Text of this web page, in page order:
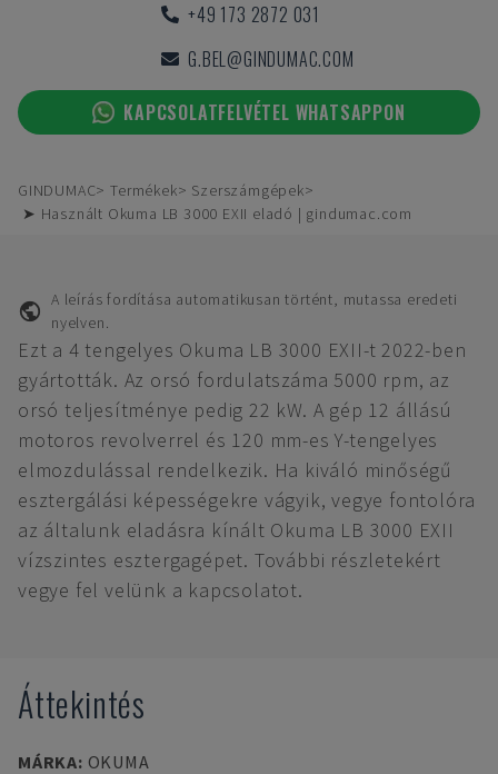
+49 173 2872 031
G.BEL@GINDUMAC.COM
KAPCSOLATFELVÉTEL WHATSAPPON
GINDUMAC Termékek
Szerszámgépek
➤ Használt Okuma LB 3000 EXII eladó | gindumac.com
A leírás fordítása automatikusan történt, mutassa eredeti
nyelven.
Ezt a 4 tengelyes Okuma LB 3000 EXII-t 2022-ben
gyártották. Az orsó fordulatszáma 5000 rpm, az
orsó teljesítménye pedig 22 kW. A gép 12 állású
motoros revolverrel és 120 mm-es Y-tengelyes
elmozdulással rendelkezik. Ha kiváló minőségű
esztergálási képességekre vágyik, vegye fontolóra
az általunk eladásra kínált Okuma LB 3000 EXII
vízszintes esztergagépet. További részletekért
vegye fel velünk a kapcsolatot.
Áttekintés
MÁRKA: OKUMA